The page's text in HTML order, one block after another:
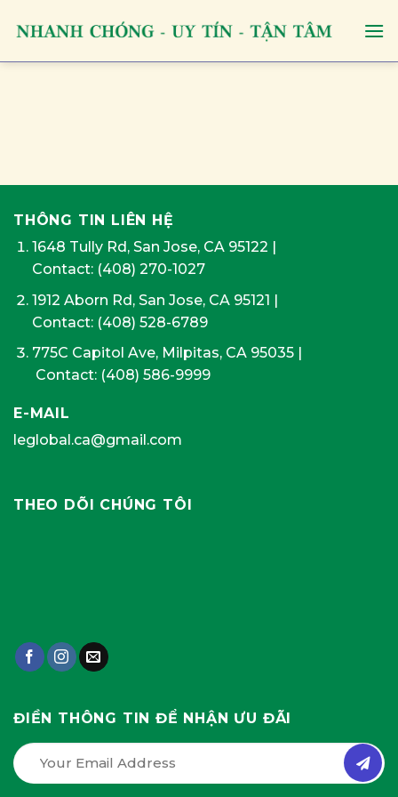
THÔNG TIN LIÊN HỆ
1648 Tully Rd, San Jose, CA 95122 |
Contact: (408) 270-1027
1912 Aborn Rd, San Jose, CA 95121 |
Contact: (408) 528-6789
775C Capitol Ave, Milpitas, CA 95035|
Contact: (408) 586-9999
E-MAIL
leglobal.ca@gmail.com
THEO DÕI CHÚNG TÔI
ĐIỀN THÔNG TIN ĐỂ NHẬN ƯU ĐÃI